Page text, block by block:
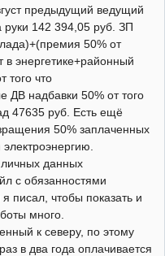
предыдущий ведущий
руки 142 394,05 руб. ЗП
50% от
в энергетике+районный
того что
ДВ надбавки 50% от того
47635 руб. Есть ещё
50% заплаченных
данных
с обязанностями
писал, чтобы показать и
много.
к северу, по этому
в два года оплачивается